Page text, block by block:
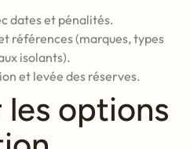
dates et pénalités.
références (marques, types
isolants).
et levée des réserves.
options